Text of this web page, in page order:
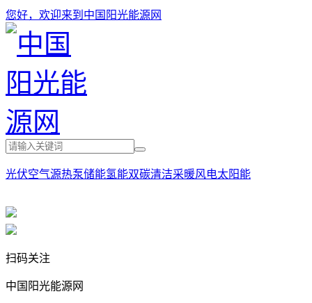
您好，欢迎来到中国阳光能源网
光伏空气源热泵储能氢能双碳清洁采暖风电太阳能
扫码关注
中国阳光能源网